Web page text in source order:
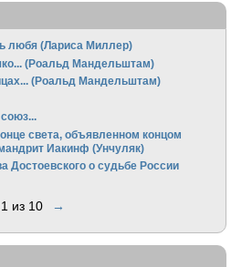
любя (Лариса Миллер)
(Роальд Мандельштам)
(Роальд Мандельштам)
света, объявленном концом
Иакинф (Унчуляк)
Достоевского о судьбе России
1 из 10 →